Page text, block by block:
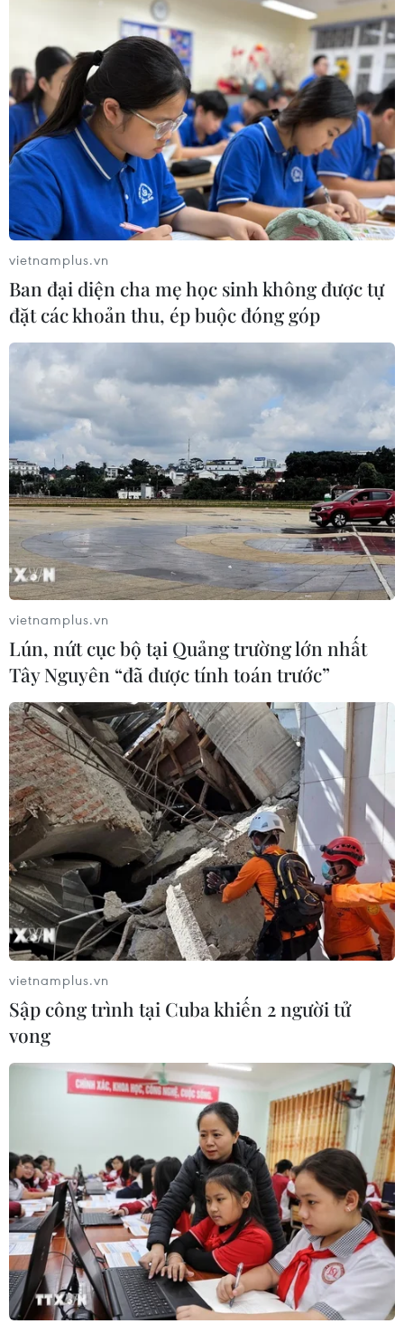
TIN CÙNG CHUYÊN MỤC
Chuyên gia quốc tế đánh giá tích cực
về tiền đồng của Việt Nam
07/08/2026 12:46
Phép thử sức chống chịu của kinh tế
ASEAN
vietnamplus.vn
Ban đại diện cha mẹ học sinh không được tự
đặt các khoản thu, ép buộc đóng góp
vietnamplus.vn
Lún, nứt cục bộ tại Quảng trường lớn nhất
Tây Nguyên “đã được tính toán trước”
vietnamplus.vn
Sập công trình tại Cuba khiến 2 người tử
vong